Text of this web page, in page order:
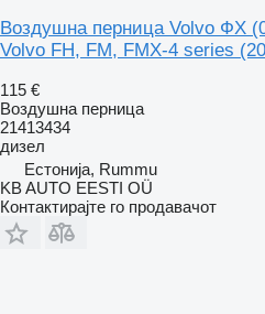
Воздушна перница Volvo ФХ
Volvo FH, FM, FMX-4 series
115 €
Воздушна перница
21413434
дизел
Естонија, Rummu
KB AUTO EESTI OÜ
Контактирајте го продавачот